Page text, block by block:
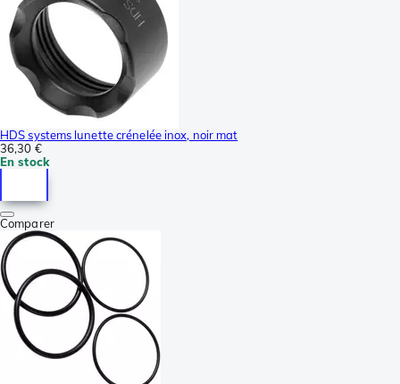
HDS systems lunette crénelée inox, noir mat
36,30 €
En stock
Comparer